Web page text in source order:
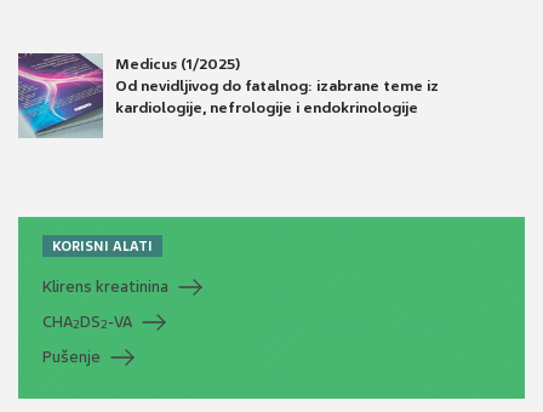
Medicus (1/2025)
Od nevidljivog do fatalnog: izabrane teme iz
kardiologije, nefrologije i endokrinologije
KORISNI ALATI
Klirens kreatinina
CHA2DS2-VA
Pušenje